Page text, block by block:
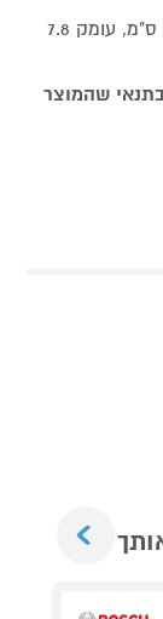
גובה 38.5 ס"מ, רוחב 5.7 ס"מ, עומק 7.8
שהמוצר